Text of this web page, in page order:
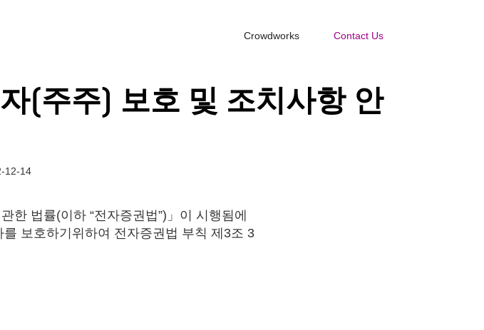
Crowdworks Contact Us
(주주) 보호 및 조치사항 안
12-14
한 법률(이하 “전자증권법”)」이 시행됨에
보호하기위하여 전자증권법 부칙 제3조 3